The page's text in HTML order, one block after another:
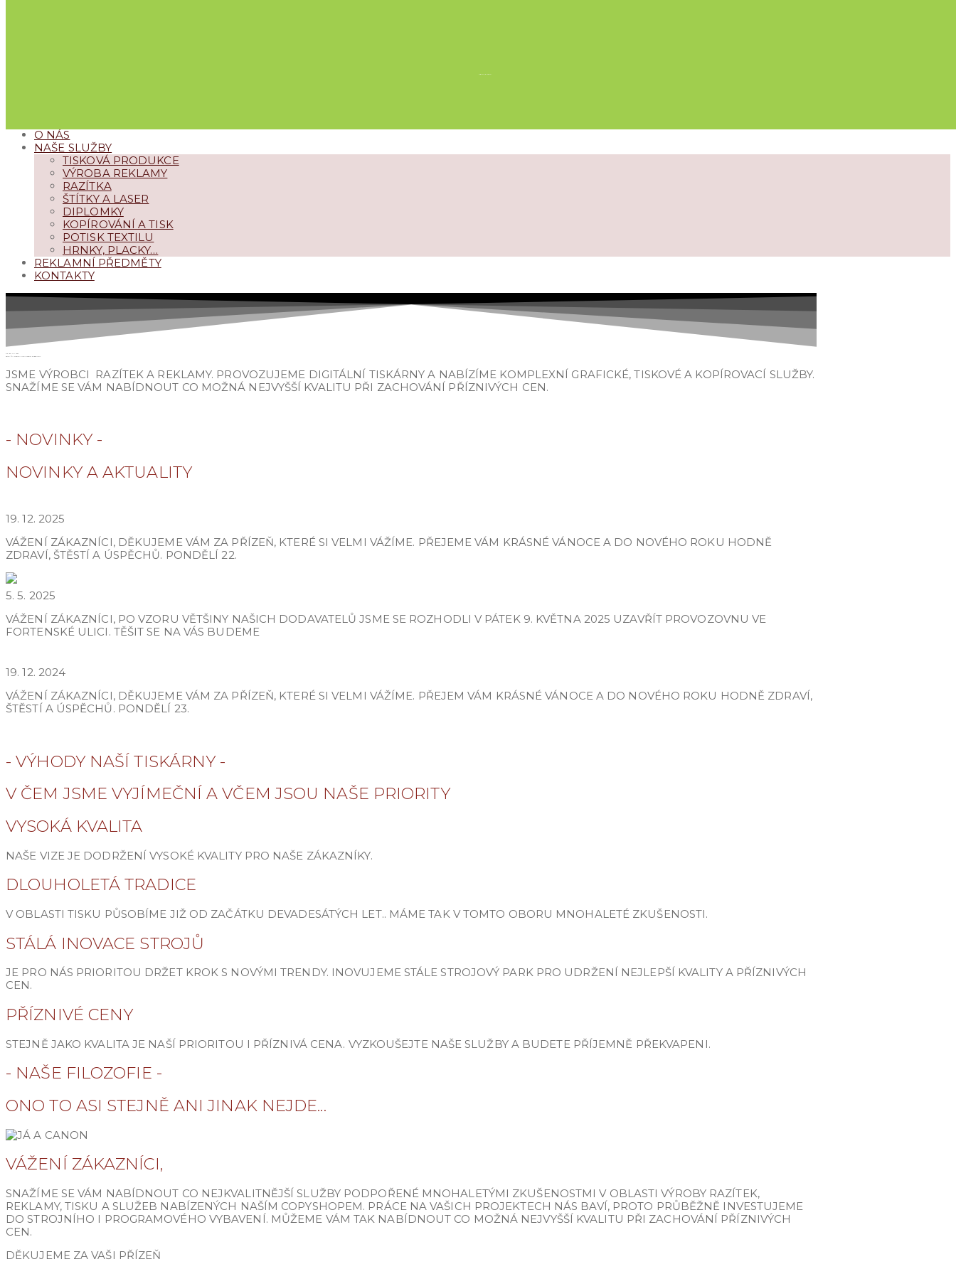
HRNKY, PLACKY…
O NÁS
NAŠE SLUŽBY
TISKOVÁ PRODUKCE
VÝROBA REKLAMY
RAZÍTKA
ŠTÍTKY A LASER
DIPLOMKY
KOPÍROVÁNÍ A TISK
POTISK TEXTILU
HRNKY, PLACKY…
REKLAMNÍ PŘEDMĚTY
KONTAKTY
OD ROKU 1997
TRADIČNÍ CHRUDIMSKÝ VÝROBCE REKLAMY
JSME VÝROBCI RAZÍTEK A REKLAMY. PROVOZUJEME DIGITÁLNÍ TISKÁRNY A NABÍZÍME KOMPLEXNÍ GRAFICKÉ, TISKOVÉ A KOPÍROVACÍ SLUŽBY.
SNAŽÍME SE VÁM NABÍDNOUT CO MOŽNÁ NEJVYŠŠÍ KVALITU PŘI ZACHOVÁNÍ PŘÍZNIVÝCH CEN.
- NOVINKY -
NOVINKY A AKTUALITY
19. 12. 2025
VÁŽENÍ ZÁKAZNÍCI, DĚKUJEME VÁM ZA PŘÍZEŇ, KTERÉ SI VELMI VÁŽÍME. PŘEJEME VÁM KRÁSNÉ VÁNOCE A DO NOVÉHO ROKU HODNĚ
ZDRAVÍ, ŠTĚSTÍ A ÚSPĚCHŮ. PONDĚLÍ 22.
5. 5. 2025
VÁŽENÍ ZÁKAZNÍCI, PO VZORU VĚTŠINY NAŠICH DODAVATELŮ JSME SE ROZHODLI V PÁTEK 9. KVĚTNA 2025 UZAVŘÍT PROVOZOVNU VE
FORTENSKÉ ULICI. TĚŠIT SE NA VÁS BUDEME
19. 12. 2024
VÁŽENÍ ZÁKAZNÍCI, DĚKUJEME VÁM ZA PŘÍZEŇ, KTERÉ SI VELMI VÁŽÍME. PŘEJEM VÁM KRÁSNÉ VÁNOCE A DO NOVÉHO ROKU HODNĚ ZDRAVÍ,
ŠTĚSTÍ A ÚSPĚCHŮ. PONDĚLÍ 23.
- VÝHODY NAŠÍ TISKÁRNY -
V ČEM JSME VYJÍMEČNÍ A VČEM JSOU NAŠE PRIORITY
VYSOKÁ KVALITA
NAŠE VIZE JE DODRŽENÍ VYSOKÉ KVALITY PRO NAŠE ZÁKAZNÍKY.
DLOUHOLETÁ TRADICE
V OBLASTI TISKU PŮSOBÍME JIŽ OD ZAČÁTKU DEVADESÁTÝCH LET.. MÁME TAK V TOMTO OBORU MNOHALETÉ ZKUŠENOSTI.
STÁLÁ INOVACE STROJŮ
JE PRO NÁS PRIORITOU DRŽET KROK S NOVÝMI TRENDY. INOVUJEME STÁLE STROJOVÝ PARK PRO UDRŽENÍ NEJLEPŠÍ KVALITY A PŘÍZNIVÝCH
CEN.
PŘÍZNIVÉ CENY
STEJNĚ JAKO KVALITA JE NAŠÍ PRIORITOU I PŘÍZNIVÁ CENA. VYZKOUŠEJTE NAŠE SLUŽBY A BUDETE PŘÍJEMNĚ PŘEKVAPENI.
- NAŠE FILOZOFIE -
ONO TO ASI STEJNĚ ANI JINAK NEJDE...
VÁŽENÍ ZÁKAZNÍCI,
SNAŽÍME SE VÁM NABÍDNOUT CO NEJKVALITNĚJŠÍ SLUŽBY PODPOŘENÉ MNOHALETÝMI ZKUŠENOSTMI V OBLASTI VÝROBY RAZÍTEK,
REKLAMY, TISKU A SLUŽEB NABÍZENÝCH NAŠÍM COPYSHOPEM. PRÁCE NA VAŠICH PROJEKTECH NÁS BAVÍ, PROTO PRŮBĚŽNĚ INVESTUJEME
DO STROJNÍHO I PROGRAMOVÉHO VYBAVENÍ. MŮŽEME VÁM TAK NABÍDNOUT CO MOŽNÁ NEJVYŠŠÍ KVALITU PŘI ZACHOVÁNÍ PŘÍZNIVÝCH
CEN.
DĚKUJEME ZA VAŠI PŘÍZEŇ